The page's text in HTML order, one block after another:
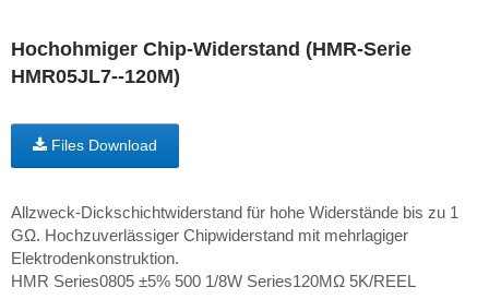
Hochohmiger Chip-Widerstand (HMR-Serie
HMR05JL7--120M)
Files Download
Allzweck-Dickschichtwiderstand für hohe Widerstände bis zu 1
GΩ. Hochzuverlässiger Chipwiderstand mit mehrlagiger
Elektrodenkonstruktion.
HMR Series0805 ±5% 500 1/8W Series120MΩ 5K/REEL